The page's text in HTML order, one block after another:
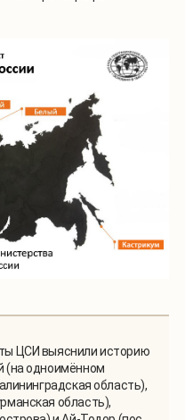
ЦСИ выяснили историю
(на одноимённом
область),
область),